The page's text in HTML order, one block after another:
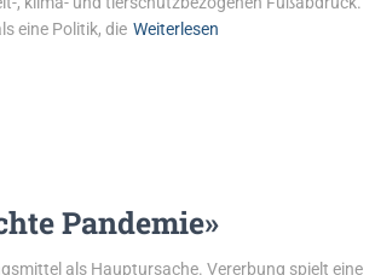
eine Politik, die Weiterlesen
Pandemie»
als Hauptursache. Vererbung spielt eine